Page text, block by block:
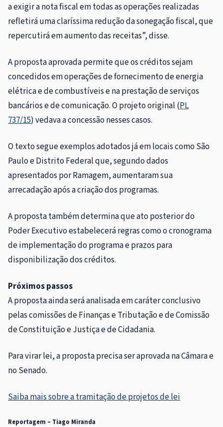
a exigir a nota fiscal em todas as operações realizadas
refletirá uma claríssima redução da sonegação fiscal, que
repercutirá em aumento das receitas”, disse.
A proposta aprovada permite que os créditos sejam
concedidos em operações de fornecimento de energia
elétrica e de combustíveis e na prestação de serviços
bancários e de comunicação. O projeto original (PL
737/15) vedava a concessão nesses casos.
O texto segue exemplos adotados já em locais como São
Paulo e Distrito Federal que, segundo dados
apresentados por Ramagem, aumentaram sua
arrecadação após a criação dos programas.
A proposta também determina que ato posterior do
Poder Executivo estabelecerá regras como o cronograma
de implementação do programa e prazos para
disponibilização dos créditos.
Próximos passos
A proposta ainda será analisada emcaráter conclusivo
pelas comissões de Finanças e Tributação e de Comissão
de Constituição e Justiça e de Cidadania.
Para virar lei, a proposta precisa ser aprovada na Câmara e
no Senado.
Saiba mais sobre a tramitação de projetos de lei
Reportagem – Tiago Miranda